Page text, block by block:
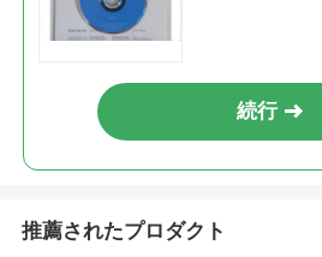
続行
推薦されたプロダクト